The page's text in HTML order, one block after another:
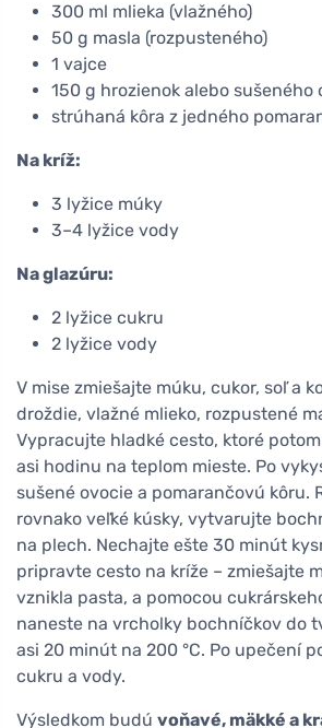
300 ml mlieka (vlažného)
50 g masla (rozpusteného)
1 vajce
150 g hrozienok alebo sušeného
strúhaná kôra z jedného
Na kríž:
3 lyžice múky
3–4 lyžice vody
Na glazúru:
2 lyžice cukru
2 lyžice vody
V mise zmiešajte múku, cukor, soľ a
droždie, vlažné mlieko, rozpustené
Vypracujte hladké cesto, ktoré
asi hodinu na teplom mieste. Po
sušené ovocie a pomarančovú kôru.
rovnako veľké kúsky, vytvarujte
na plech. Nechajte ešte 30 minút
pripravte cesto na kríže – zmiešajte
vznikla pasta, a pomocou
naneste na vrcholky bochníčkov do
asi 20 minút na 200 °C. Po upečení
cukru a vody.
Výsledkom budú voňavé, mäkké a